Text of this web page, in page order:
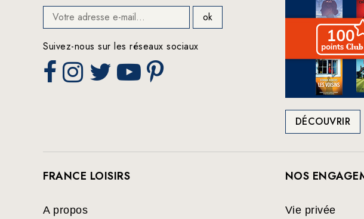
Suivez-nous sur les réseaux sociaux
DÉCOUVRIR
FRANCE LOISIRS
A propos
NOS
Vie privée